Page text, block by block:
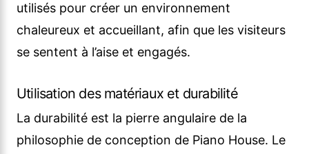
utilisés pour créer un environnement
chaleureux et accueillant, afin que les visiteurs
se sentent à l’aise et engagés.
Utilisation des matériaux et durabilité
La durabilité est la pierre angulaire de la
philosophie de conception de Piano House. Le